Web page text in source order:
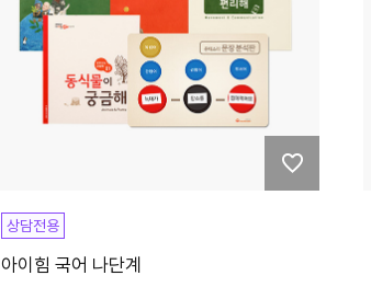
상담전용
아이힘 국어 나단계